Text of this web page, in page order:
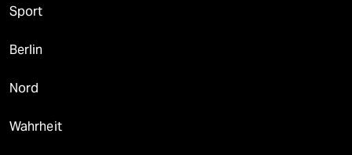
Sport
Berlin
Nord
Wahrheit